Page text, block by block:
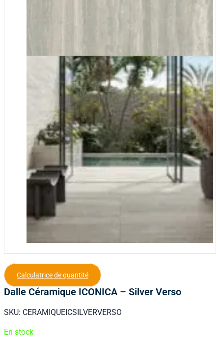
Calculatrice de quantité
Dalle Céramique ICONICA – Silver Verso
SKU: CERAMIQUEICSILVERVERSO
En stock